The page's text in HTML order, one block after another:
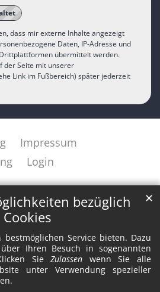
bezüglich
Cookies
Service bieten. Dazu
Ihren Besuch in sogenannten
SieZulassen wenn Sie alle
unter Verwendung spezieller
✕
dass mir externe Inhalte angezeigt
Daten, IP-Adresse und
übermittelt werden.
der Seite mit unserer
Link im Fußbereich) später jederzeit
Impressum
Login